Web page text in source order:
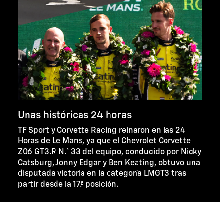
Unas históricas 24 horas
TF Sport y Corvette Racing reinaron en las 24
Horas de Le Mans, ya que el Chevrolet Corvette
Z06 GT3.R N.° 33 del equipo, conducido por Nicky
Catsburg, Jonny Edgar y Ben Keating, obtuvo una
disputada victoria en la categoría LMGT3 tras
partir desde la 17.ª posición.